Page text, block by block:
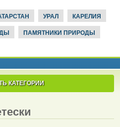
УРАЛ КАРЕЛИЯ
ПАМЯТНИКИ ПРИРОДЫ
КАТЕГОРИИ